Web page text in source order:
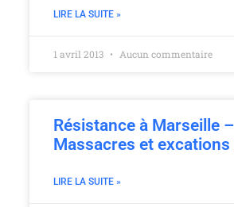
LIRE LA SUITE »
1 avril 2013 Aucun commentaire
Résistance à Marseille –
Massacres et excations
LIRE LA SUITE »